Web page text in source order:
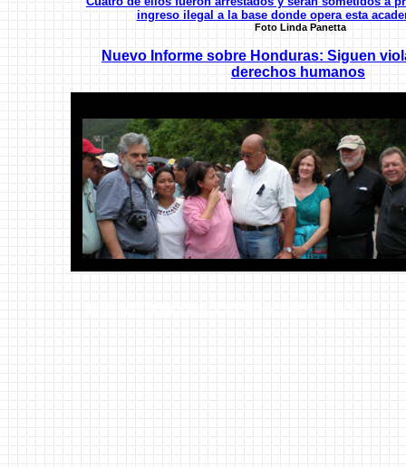
ingreso ilegal a la base donde opera esta
Foto Linda Panetta
Nuevo Informe sobre Honduras: Siguen
derechos humanos